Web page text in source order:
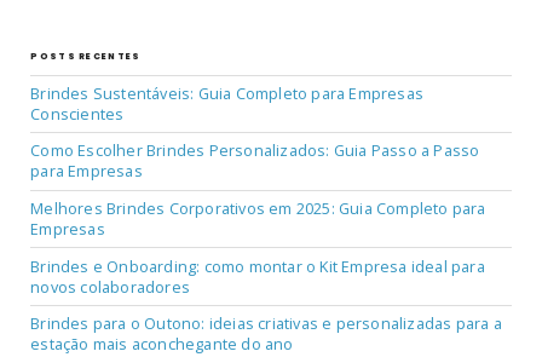
POSTS RECENTES
Brindes Sustentáveis: Guia Completo para Empresas
Conscientes
Como Escolher Brindes Personalizados: Guia Passo a Passo
para Empresas
Melhores Brindes Corporativos em 2025: Guia Completo para
Empresas
Brindes e Onboarding: como montar o Kit Empresa ideal para
novos colaboradores
Brindes para o Outono: ideias criativas e personalizadas para a
estação mais aconchegante do ano